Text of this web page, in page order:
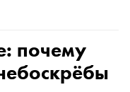
почему